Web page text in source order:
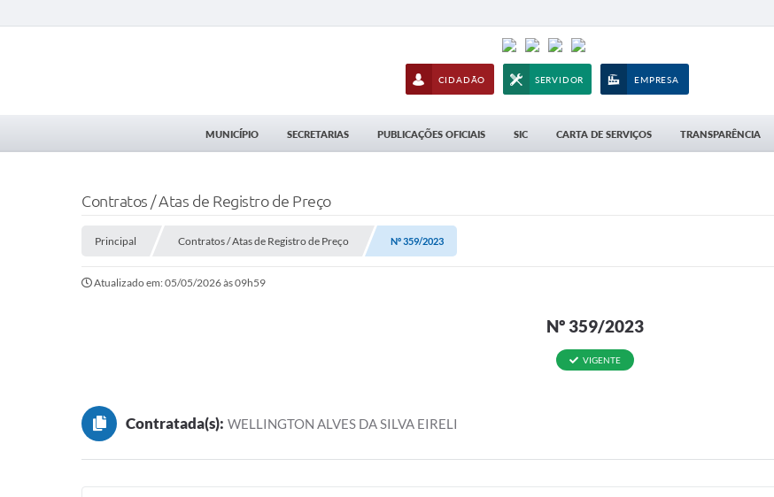
CIDADÃO SERVIDOR EMPRESA
MUNICÍPIO SECRETARIAS PUBLICAÇÕES OFICIAIS SIC CARTA DE SERVIÇOS TRANSPARÊNCIA
Contratos / Atas de Registro de Preço
Principal Contratos / Atas de Registro de Preço Nº 359/2023
Atualizado em: 05/05/2026 às 09h59
Nº 359/2023
VIGENTE
Contratada(s): WELLINGTON ALVES DA SILVA EIRELI